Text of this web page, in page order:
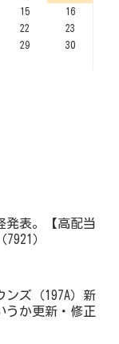
15
16
22
23
29
30
発表。【高配当
7921）
ンズ（197A）新
うか更新・修正